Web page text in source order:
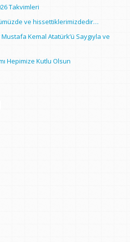
Takvimleri
ve hissettiklerimizdedir…
Kemal Atatürk’ü Saygıyla ve
Hepimize Kutlu Olsun